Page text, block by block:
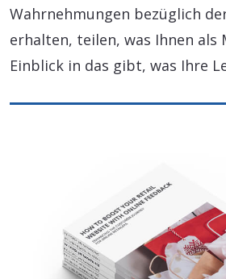
Wahrnehmungen bezüglich
erhalten, teilen, was Ihnen als
Einblick in das gibt, was Ihre